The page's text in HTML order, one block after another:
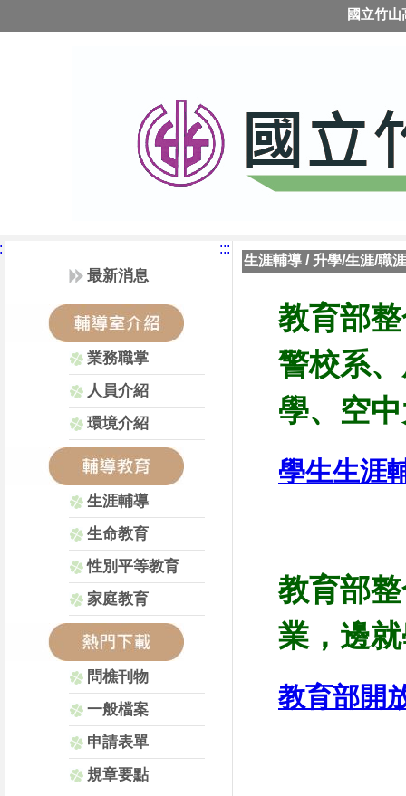
國立竹山
最新消息
業務職掌
人員介紹
環境介紹
生涯輔導
生命教育
性別平等教育
家庭教育
問樵刊物
一般檔案
申請表單
規章要點
:::
生涯輔導 / 升學/生涯/職涯
教育部
警校系、
學、 空
學生生涯
教育部
業 ， 邊
教育部開